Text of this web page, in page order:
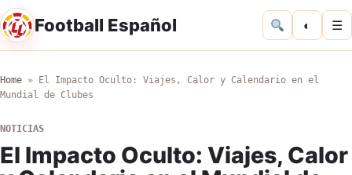
Football Español ◐ ☰
Home »
El Impacto Oculto: Viajes, Calor y Calendario en el
Mundial de Clubes
NOTICIAS
El Impacto Oculto: Viajes, Calor